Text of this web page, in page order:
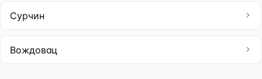
Сурчин
Вождовац